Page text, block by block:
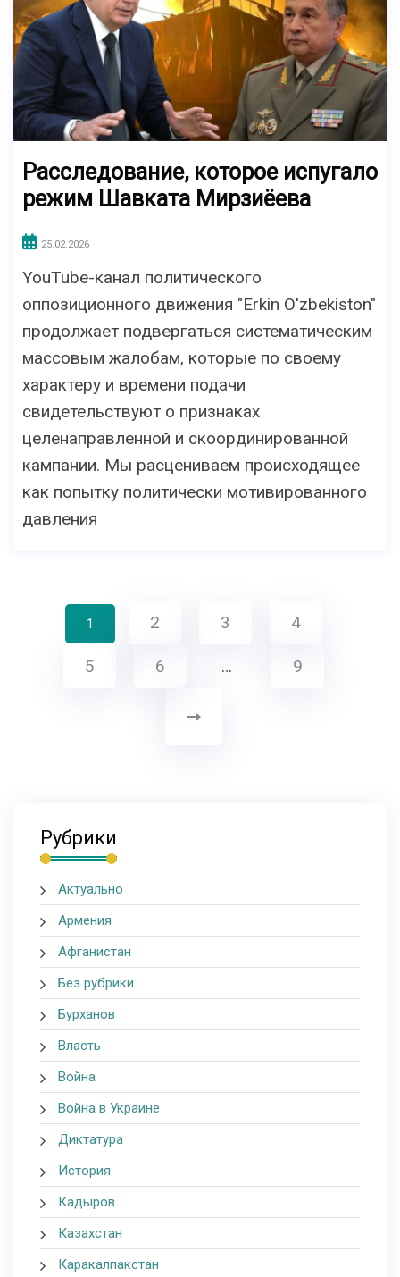
Расследование, которое испугало
режим Шавката Мирзиёева
25.02.2026
YouTube-канал политического
оппозиционного движения "Erkin O'zbekiston"
продолжает подвергаться систематическим
массовым жалобам, которые по своему
характеру и времени подачи
свидетельствуют о признаках
целенаправленной и скоординированной
кампании. Мы расцениваем происходящее
как попытку политически мотивированного
давления
1 2 3 4
5 6 … 9
Рубрики
Актуально
Армения
Афганистан
Без рубрики
Бурханов
Власть
Война
Война в Украине
Диктатура
История
Кадыров
Казахстан
Каракалпакстан